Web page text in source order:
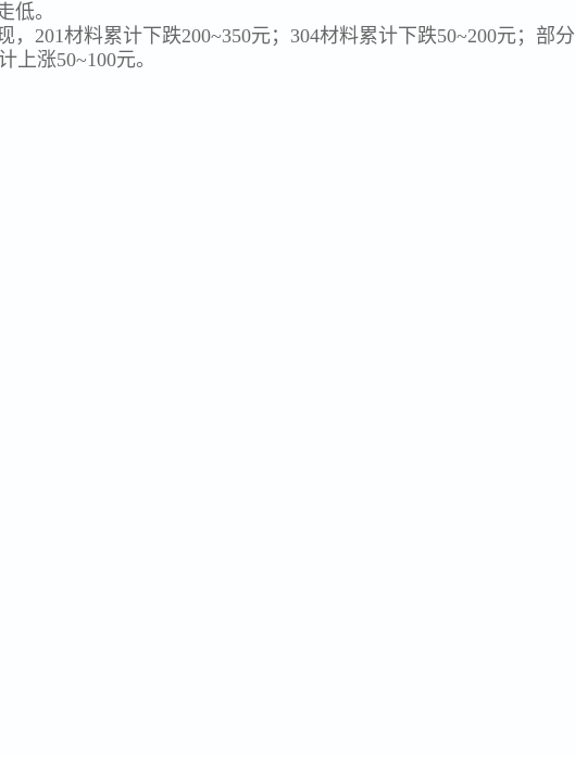
低。
，201材料累计下跌200~350元；304材料累计下跌50~200元；部分
上涨50~100元。